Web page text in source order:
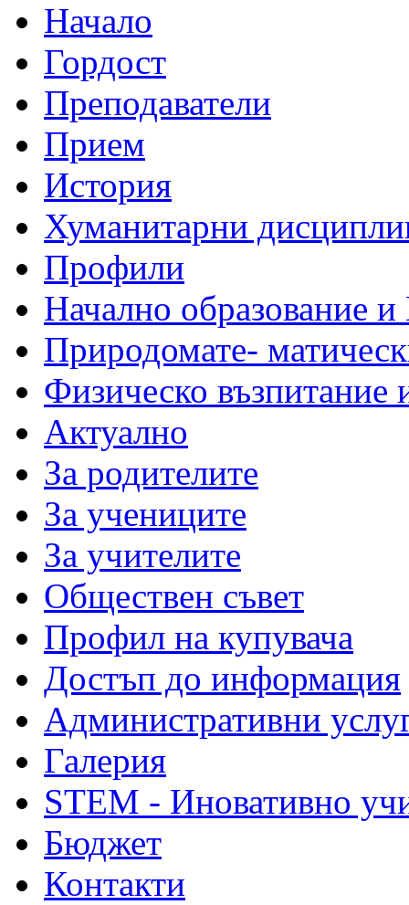
Начало
Гордост
Преподаватели
Прием
История
Хуманитарни
Профили
Начално образование
Природомате-
Физическо възпитание
Актуално
За родителите
За учениците
За учителите
Обществен съвет
Профил на купувача
Достъп до информация
Административни
Галерия
STEM - Иновативно
Бюджет
Контакти